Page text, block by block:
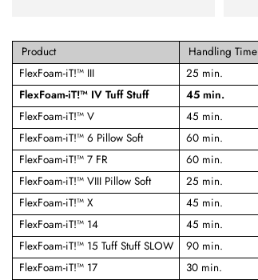
Product Handling Time
FlexFoam-iT!™ III
25 min.
FlexFoam-iT!™ IV Tuff Stuff
45 min.
FlexFoam-iT!™ V
45 min.
FlexFoam-iT!™ 6 Pillow Soft
60 min.
FlexFoam-iT!™ 7 FR
60 min.
FlexFoam-iT!™ VIII Pillow Soft
25 min.
FlexFoam-iT!™ X
45 min.
FlexFoam-iT!™ 14
45 min.
FlexFoam-iT!™ 15 Tuff Stuff SLOW
90 min.
FlexFoam-iT!™ 17
30 min.